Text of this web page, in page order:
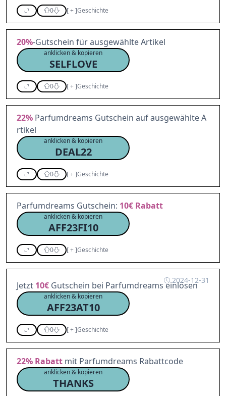
0 [+]Geschichte
20%-Gutschein für ausgewählte Artikel
anklicken & kopieren
SELFLOVE
0 [+]Geschichte
22% Parfumdreams Gutschein auf ausgewählte A
rtikel
anklicken & kopieren
DEAL22
0 [+]Geschichte
Parfumdreams Gutschein: 10€ Rabatt
anklicken & kopieren
AFF23FI10
0 [+]Geschichte
2024-12-31
Jetzt 10€ Gutschein bei Parfumdreams einlösen
anklicken & kopieren
AFF23AT10
0 [+]Geschichte
22% Rabatt mit Parfumdreams Rabattcode
anklicken & kopieren
THANKS